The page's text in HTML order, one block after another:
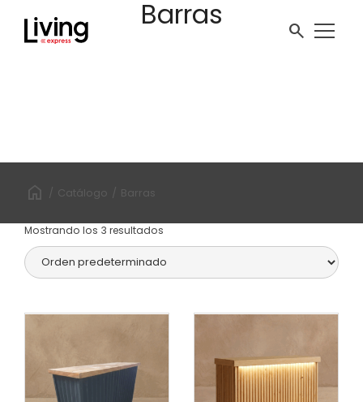
contenido
search
Barras
/ Catálogo / Barras
Mostrando los 3 resultados